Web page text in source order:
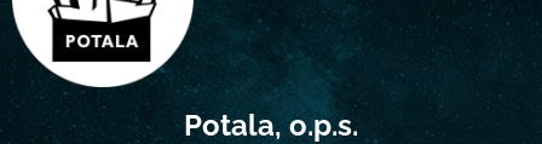
Potala, o.p.s.